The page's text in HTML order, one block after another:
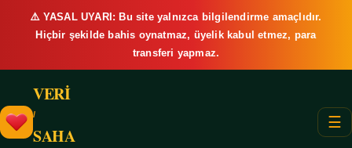
⚠️ YASAL UYARI: Bu site yalnızca bilgilendirme amaçlıdır.
Hiçbir şekilde bahis oynatmaz, üyelik kabul etmez, para
transferi yapmaz.
VERİ
/
SAHA
☰